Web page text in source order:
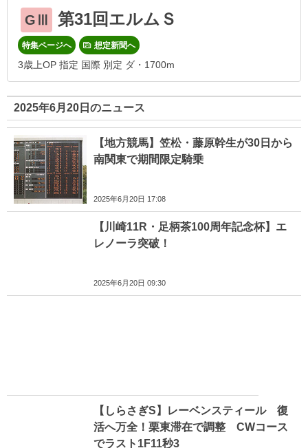
GⅢ 第31回エルムＳ
特集ページへ 想定新聞へ
3歳上OP 指定 国際 別定 ダ・1700m
2025年6月20日のニュース
【地方競馬】笠松・藤原幹生が30日から
南関東で期間限定騎乗
2025年6月20日 17:08
【川崎11R・足柄茶100周年記念杯】エ
レノーラ突破！
2025年6月20日 09:30
【しらさぎS】レーベンスティール 復
活へ万全！栗東滞在で調整 CWコース
でラスト1F11秒3